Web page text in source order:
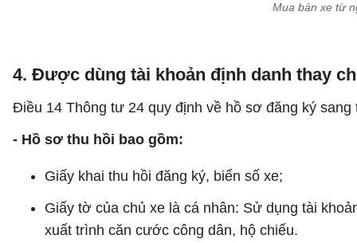
Mua bán xe từ
4. Được dùng tài khoản định danh thay
Điều 14 Thông tư 24 quy định về hồ sơ đăng ký
- Hồ sơ thu hồi bao gồm:
Giấy khai thu hồi đăng ký, biển số xe;
Giấy tờ của chủ xe là cá nhân: Sử dụng tài
xuất trình căn cước công dân, hộ chiếu.